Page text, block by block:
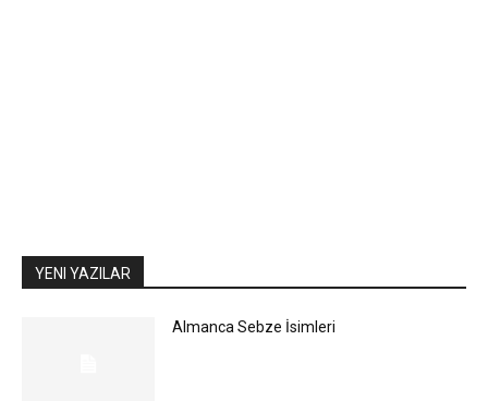
YENI YAZILAR
Almanca Sebze İsimleri